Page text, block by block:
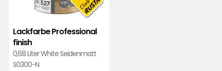
Lackfarbe Professional
finish
0,68 Liter White Seidenmatt
S0300-N